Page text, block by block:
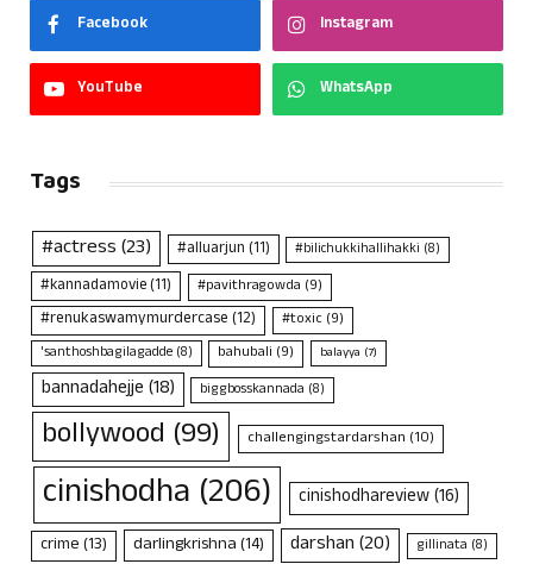
Facebook Instagram
YouTube WhatsApp
Tags
#actress(23) #alluarjun(11) #bilichukkihallihakki (8)
#kannadamovie(11) #pavithragowda (9)
#renukaswamymurdercase(12) #toxic(9)
'santhoshbagilagadde (8) bahubali (9) balayya (7)
bannadahejje(18) biggbosskannada (8)
bollywood (99) challengingstardarshan (10)
cinishodha (206) cinishodhareview(16)
crime(13) darlingkrishna(14) darshan(20) gillinata (8)